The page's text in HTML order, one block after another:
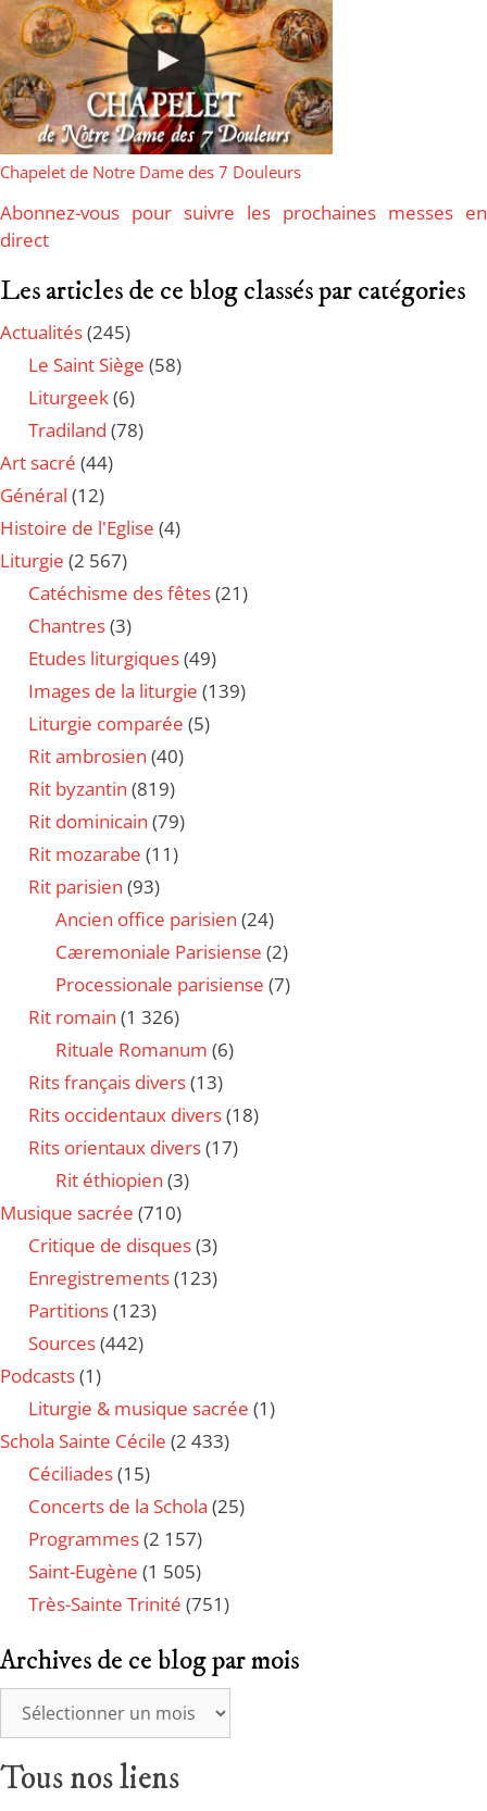
Chapelet de Notre Dame des 7 Douleurs
Abonnez-vous pour suivre les prochaines messes en
direct
Les articles de ce blog classés par catégories
Actualités(245)
Le Saint Siège (58)
Liturgeek(6)
Tradiland (78)
Art sacré (44)
Général (12)
Histoire de l'Eglise (4)
Liturgie (2 567)
Catéchisme des fêtes(21)
Chantres(3)
Etudes liturgiques(49)
Images de la liturgie (139)
Liturgie comparée (5)
Rit ambrosien (40)
Rit byzantin (819)
Rit dominicain (79)
Rit mozarabe (11)
Rit parisien (93)
Ancien office parisien (24)
Cæremoniale Parisiense (2)
Processionale parisiense (7)
Rit romain (1 326)
Rituale Romanum (6)
Rits français divers(13)
Rits occidentaux divers(18)
Rits orientaux divers(17)
Rit éthiopien (3)
Musique sacrée (710)
Critique de disques(3)
Enregistrements(123)
Partitions(123)
Sources(442)
Podcasts(1)
Liturgie & musique sacrée (1)
Schola Sainte Cécile (2 433)
Céciliades(15)
Concerts de la Schola (25)
Programmes(2 157)
Saint-Eugène (1 505)
Très-Sainte Trinité (751)
Archives de ce blog par mois
Tous nos liens